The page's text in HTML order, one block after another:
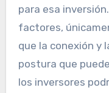
para esa
factores,
que la conexión y
postura que
los inversores